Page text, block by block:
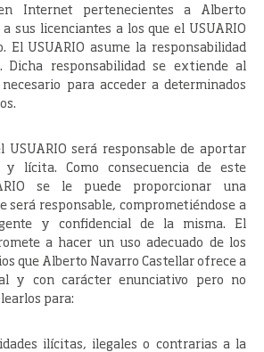
en Internet pertenecientes a Alberto
sus licenciantes a los que el USUARIO
El USUARIO asume la responsabilidad
responsabilidad se extiende al
para acceder a determinados
USUARIO será responsable de aportar
y lícita. Como consecuencia de este
se le puede proporcionar una
será responsable, comprometiéndose a
y confidencial de la misma. El
a hacer un uso adecuado de los
que Alberto Navarro Castellar ofrece a
y con carácter enunciativo pero no
para:
ilícitas, ilegales o contrarias a la